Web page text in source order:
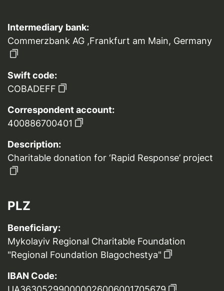
Intermediary bank:
Commerzbank AG ,Frankfurt am Main, Germany
Swift code:
COBADEFF
Correspondent account:
400886700401
Description:
Charitable donation for ‘Rapid Response’ project
PLZ
Beneficiary:
Mykolayiv Regional Charitable Foundation
"Regional Foundation Blagochestya"
IBAN Code: